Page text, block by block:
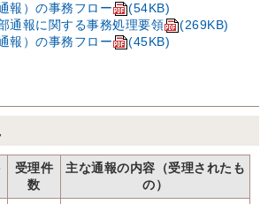
報）の事務フロー
(54KB)
通報に関する事務処理要領
(269KB)
報）の事務フロー
(45KB)
受理件
数
主な通報の内容（受理されたも
の）